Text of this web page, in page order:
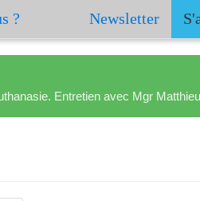
? Newsletter
Entretien avec Mgr